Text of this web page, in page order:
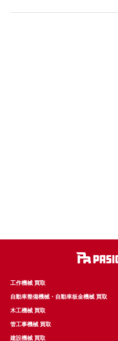
工作機械 買取
自動車整備機械・自動車板金機械 買取
木工機械 買取
管工事機械 買取
建設機械 買取